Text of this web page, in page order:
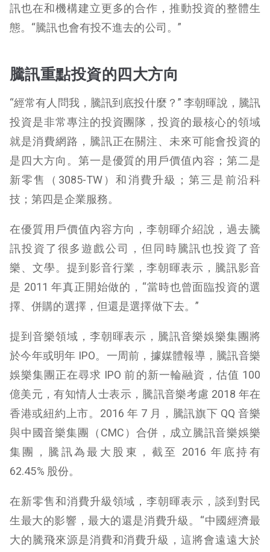
訊也在和機構建立更多的合作，推動投資的整體生
態。“騰訊也會有投不進去的公司。”
騰訊重點投資的四大方向
“經常有人問我，騰訊到底投什麼？” 李朝暉說，騰訊
投資是非常專注的投資團隊，投資的最核心的領域
就是消費網路，騰訊正在關注、未來可能會投資的
是四大方向。第一是優質的用戶價值內容；第二是
新零售（3085-TW）和消費升級；第三是前沿科
技；第四是企業服務。
在優質用戶價值內容方向，李朝暉介紹說，過去騰
訊投資了很多遊戲公司，但同時騰訊也投資了音
樂、文學。提到影音行業，李朝暉表示，騰訊影音
是 2011 年真正開始做的，“當時也曾面臨投資的選
擇、併購的選擇，但還是選擇做下去。”
提到音樂領域，李朝暉表示，騰訊音樂娛樂集團將
於今年或明年 IPO。一周前，據媒體報導，騰訊音樂
娛樂集團正在尋求 IPO 前的新一輪融資，估值 100
億美元，有知情人士表示，騰訊音樂考慮 2018 年在
香港或紐約上市。2016 年 7 月，騰訊旗下 QQ 音樂
與中國音樂集團（CMC）合併，成立騰訊音樂娛樂
集團，騰訊為最大股東，截至 2016 年底持有
62.45% 股份。
在新零售和消費升級領域，李朝暉表示，談到對民
生最大的影響，最大的還是消費升級。“中國經濟最
大的騰飛來源是消費和消費升級，這將會遠遠大於